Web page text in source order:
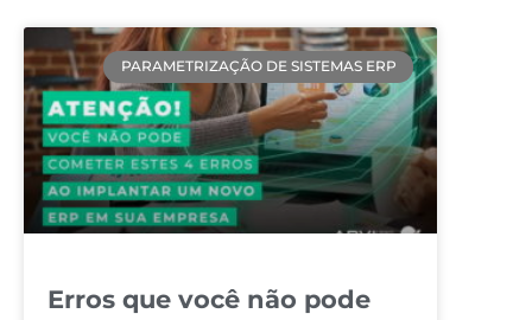
PARAMETRIZAÇÃO DE SISTEMAS ERP
Erros que você não pode